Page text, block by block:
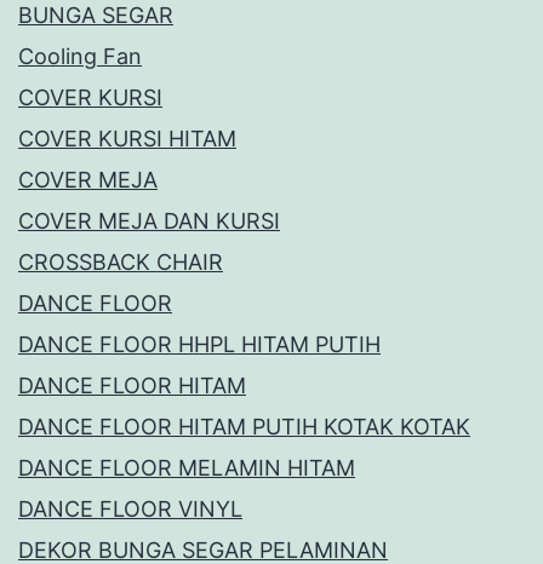
BUNGA SEGAR
Cooling Fan
COVER KURSI
COVER KURSI HITAM
COVER MEJA
COVER MEJA DAN KURSI
CROSSBACK CHAIR
DANCE FLOOR
DANCE FLOOR HHPL HITAM PUTIH
DANCE FLOOR HITAM
DANCE FLOOR HITAM PUTIH KOTAK KOTAK
DANCE FLOOR MELAMIN HITAM
DANCE FLOOR VINYL
DEKOR BUNGA SEGAR PELAMINAN